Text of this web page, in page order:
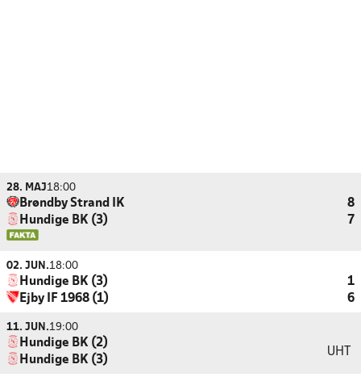
28. MAJ18:00
Brøndby Strand IK
8
Hundige BK (3)
7
02. JUN.18:00
Hundige BK (3)
1
Ejby IF 1968 (1)
6
11. JUN.19:00
Hundige BK (2)
Hundige BK (3)
UHT